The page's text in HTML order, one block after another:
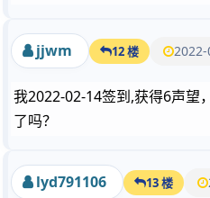
jjwm 12 楼
我2022-02-14签到,获得6声望
了吗？
lyd791106 13 楼